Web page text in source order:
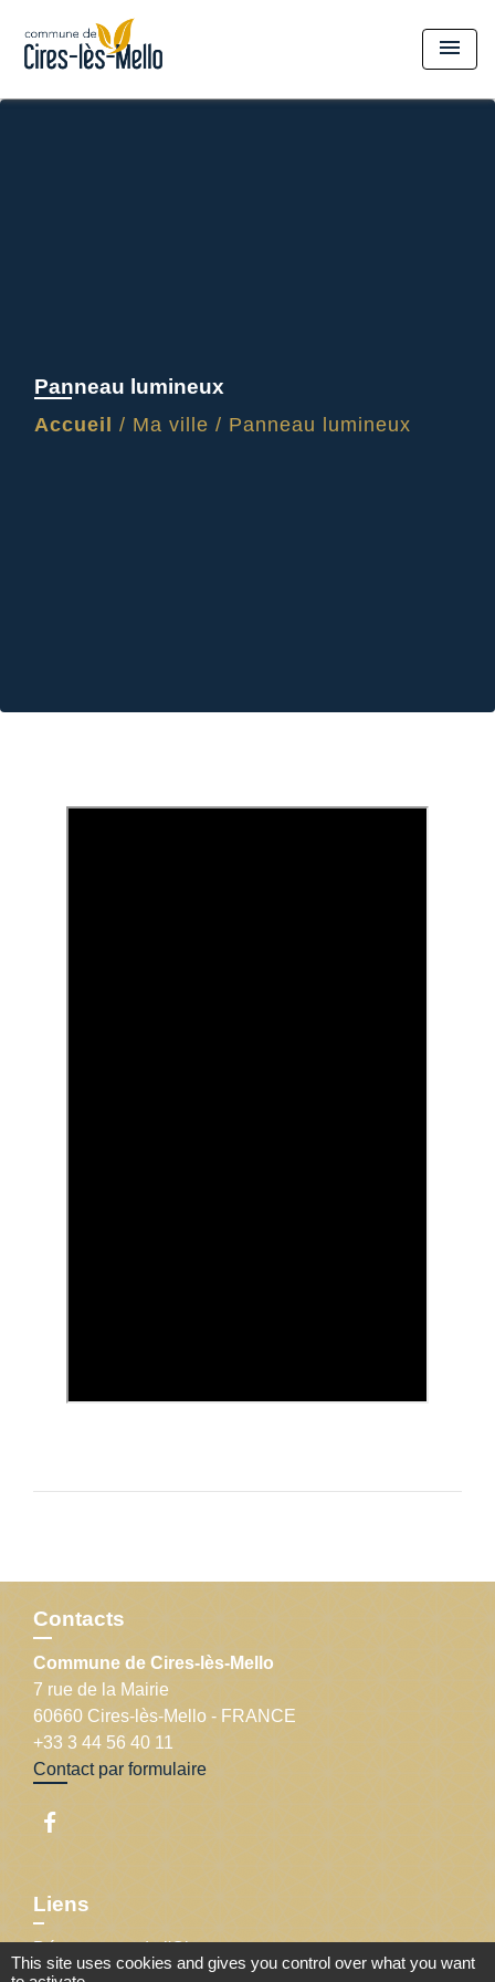
menu
Panneau lumineux
Accueil / Ma ville / Panneau lumineux
Contacts
Commune de Cires-lès-Mello
7 rue de la Mairie
60660 Cires-lès-Mello - FRANCE
+33 3 44 56 40 11
Contact par formulaire
Liens
Département de l'Oise
Communauté de communes Thelloise
This site uses cookies and gives you control over what you want